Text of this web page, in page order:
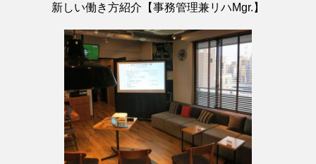
新しい働き方紹介【事務管理兼リハMgr.】